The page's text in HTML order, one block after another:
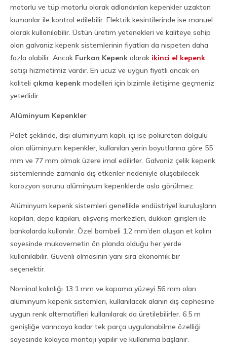
motorlu ve tüp motorlu olarak adlandırılan kepenkler uzaktan
kumanlar ile kontrol edilebilir. Elektrik kesintilerinde ise manuel
olarak kullanılabilir. Üstün üretim yetenekleri ve kaliteye sahip
olan galvaniz kepenk sistemlerinin fiyatları da nispeten daha
fazla olabilir. Ancak Furkan Kepenk olarak ikinci el kepenk
satışı hizmetimiz vardır. En ucuz ve uygun fiyatlı ancak en
kaliteli çıkma kepenk modelleri için bizimle iletişime geçmeniz
yeterlidir.
Alüminyum Kepenkler
Palet şeklinde, dışı alüminyum kaplı, içi ise poliüretan dolgulu
olan alüminyum kepenkler, kullanılan yerin boyutlarına göre 55
mm ve 77 mm olmak üzere imal edilirler. Galvaniz çelik kepenk
sistemlerinde zamanla dış etkenler nedeniyle oluşabilecek
korozyon sorunu alüminyum kepenklerde asla görülmez.
Alüminyum kepenk sistemleri genellikle endüstriyel kuruluşların
kapıları, depo kapıları, alışveriş merkezleri, dükkan girişleri ile
bankalarda kullanılır. Özel bombeli 1.2 mm’den oluşan et kalını
sayesinde mukavemetin ön planda olduğu her yerde
kullanılabilir. Güvenli olmasının yanı sıra ekonomik bir
seçenektir.
Nominal kalınlığı 13.1 mm ve kapama yüzeyi 56 mm olan
alüminyum kepenk sistemleri, kullanılacak alanın dış cephesine
uygun renk alternatifleri kullanılarak da üretilebilirler. 6.5 m
genişliğe varıncaya kadar tek parça uygulanabilme özelliği
sayesinde kolayca montajı yapılır ve kullanıma başlanır.